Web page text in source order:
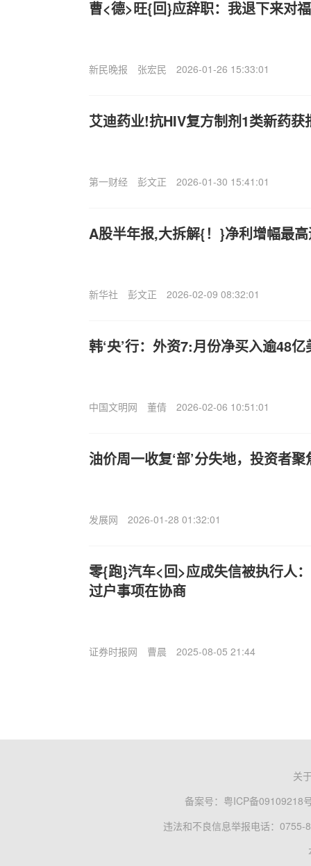
曹<德>旺{回}应辞职：我退下来对
新民晚报 张宏民 2026-01-26 15:33:01
艾迪药业!抗HIV复方制剂1类新药获
第一财经 彭文正 2026-01-30 15:41:01
A股半年报,大拆解{！}净利增幅最
新华社 彭文正 2026-02-09 08:32:01
韩‘央’行：外资7:月份净买入逾48
中国文明网 董倩 2026-02-06 10:51:01
油价周一收复‘部’分失地，投资者
发展网 2026-01-28 01:32:01
零{跑}汽车<回>应成失信被执行人
过户事项在协商
证券时报网 曹晨 2025-08-05 21:44
关
备案号： 粤ICP备09109218
违法和不良信息举报电话：0755-